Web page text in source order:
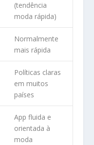
(tendência
moda rápida)
Normalmente
mais rápida
Políticas claras
em muitos
países
App fluida e
orientada à
moda